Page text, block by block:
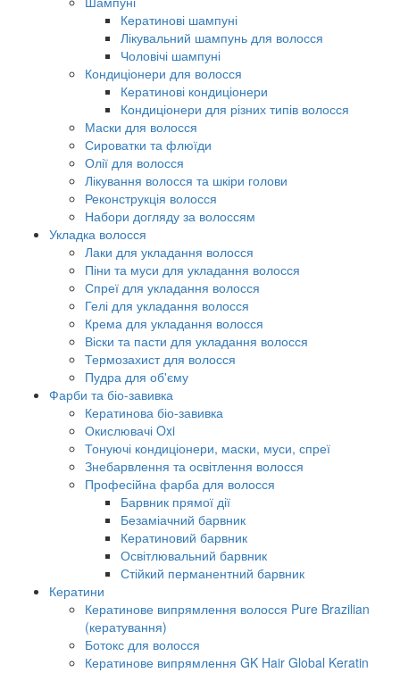
Кератинові шампуні
Лікувальний шампунь для волосся
Чоловічі шампуні
Кондиціонери для волосся
Кератинові кондиціонери
Кондиціонери для різних типів волосся
Маски для волосся
Сироватки та флюїди
Олії для волосся
Лікування волосся та шкіри голови
Реконструкція волосся
Набори догляду за волоссям
Укладка волосся
Лаки для укладання волосся
Піни та муси для укладання волосся
Спреї для укладання волосся
Гелі для укладання волосся
Крема для укладання волосся
Віски та пасти для укладання волосся
Термозахист для волосся
Пудра для об'єму
Фарби та біо-завивка
Кератинова біо-завивка
Окислювачі Oxi
Тонуючі кондиціонери, маски, муси, спреї
Знебарвлення та освітлення волосся
Професійна фарба для волосся
Барвник прямої дії
Безаміачний барвник
Кератиновий барвник
Освітлювальний барвник
Стійкий перманентний барвник
Кератини
Кератинове випрямлення волосся Pure Brazilian
(кератування)
Ботокс для волосся
Кератинове випрямлення GK Hair Global Keratin